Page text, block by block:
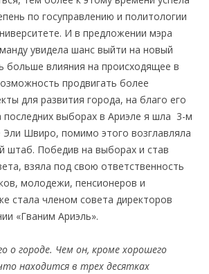
по госуправлению и политологии
И в предложении мэра
увидела шанс выйти на новый
больше влияния на происходящее в
продвигать более
для развития города, на благо его
последних выборах в Ариэле я шла 3-м
Эли Швиро, помимо этого возглавляла
штаб. Победив на выборах и став
взяла под свою ответственность
молодежи, пенсионеров и
стала членом совета директоров
«Гваним Ариэль».
о городе. Чем он, кроме хорошего
находится в трех десятках